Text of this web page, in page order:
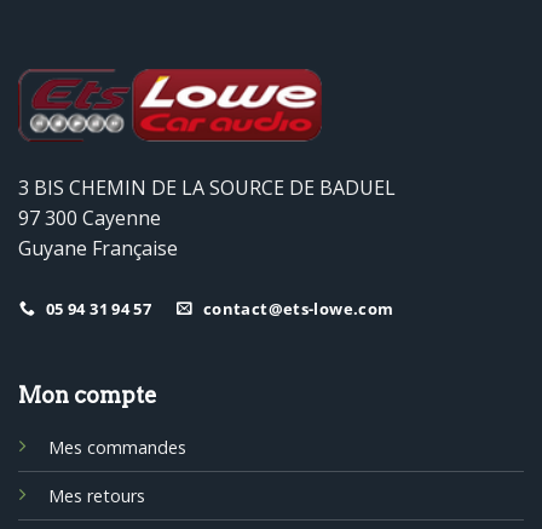
3 BIS CHEMIN DE LA SOURCE DE BADUEL
97 300 Cayenne
Guyane Française
05 94 31 94 57 contact@ets-lowe.com
Mon compte
Mes commandes
Mes retours